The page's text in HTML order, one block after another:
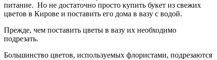
питание. Но не достаточно просто купить букет из свежих
цветов в Кирове и поставить его дома в вазу с водой.
Прежде, чем поставить цветы в вазу их необходимо
подрезать.
Большинство цветов, используемых флористами, подрезаются